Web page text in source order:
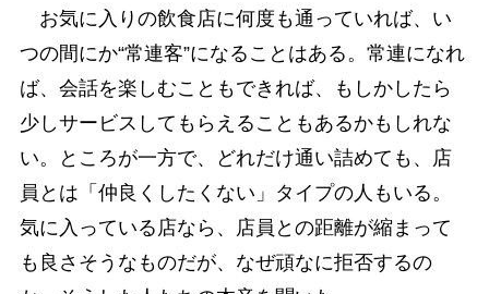
お気に入りの飲食店に何度も通っていれば、い
つの間にか“常連客”になることはある。常連になれ
ば、会話を楽しむこともできれば、もしかしたら
少しサービスしてもらえることもあるかもしれな
い。ところが一方で、どれだけ通い詰めても、店
員とは「仲良くしたくない」タイプの人もいる。
気に入っている店なら、店員との距離が縮まって
も良さそうなものだが、なぜ頑なに拒否するの